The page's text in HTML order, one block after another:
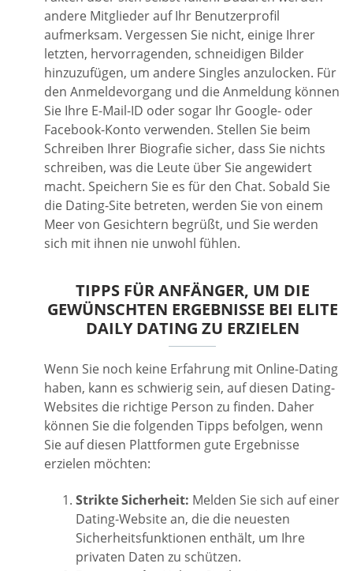
andere Mitglieder auf Ihr Benutzerprofil
aufmerksam. Vergessen Sie nicht, einige Ihrer
letzten, hervorragenden, schneidigen Bilder
hinzuzufügen, um andere Singles anzulocken. Für
den Anmeldevorgang und die Anmeldung können
Sie Ihre E-Mail-ID oder sogar Ihr Google- oder
Facebook-Konto verwenden. Stellen Sie beim
Schreiben Ihrer Biografie sicher, dass Sie nichts
schreiben, was die Leute über Sie angewidert
macht. Speichern Sie es für den Chat. Sobald Sie
die Dating-Site betreten, werden Sie von einem
Meer von Gesichtern begrüßt, und Sie werden
sich mit ihnen nie unwohl fühlen.
TIPPS FÜR ANFÄNGER, UM DIE
GEWÜNSCHTEN ERGEBNISSE BEI ELITE
DAILY DATING ZU ERZIELEN
Wenn Sie noch keine Erfahrung mit Online-Dating
haben, kann es schwierig sein, auf diesen Dating-
Websites die richtige Person zu finden. Daher
können Sie die folgenden Tipps befolgen, wenn
Sie auf diesen Plattformen gute Ergebnisse
erzielen möchten:
Strikte Sicherheit: Melden Sie sich auf einer
Dating-Website an, die die neuesten
Sicherheitsfunktionen enthält, um Ihre
privaten Daten zu schützen.